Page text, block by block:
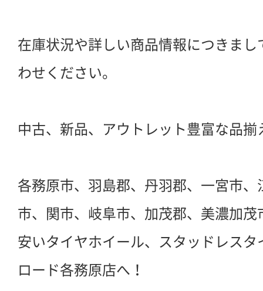
在庫状況や詳しい商品情報につきま
わせください。
中古、新品、アウトレット豊富な品揃
各務原市、羽島郡、丹羽郡、一宮市
市、関市、岐阜市、加茂郡、美濃加茂
安いタイヤホイール、スタッドレス
ロード各務原店へ！